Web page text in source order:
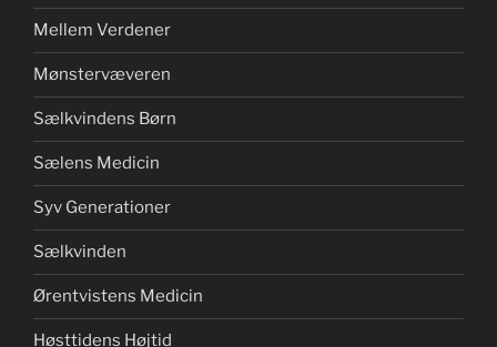
Mellem Verdener
Mønstervæveren
Sælkvindens Børn
Sælens Medicin
Syv Generationer
Sælkvinden
Ørentvistens Medicin
Høsttidens Højtid